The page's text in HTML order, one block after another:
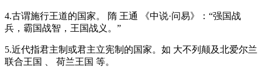
4.古谓施行王道的国家。 隋 王通 《中说·问易》：“强国战
兵，霸国战智，王国战义。”
5.近代指君主制或君主立宪制的国家。如 大不列颠及北爱尔兰
联合王国 、 荷兰王国 等。